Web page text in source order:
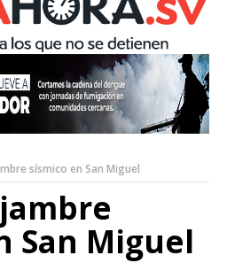
sísmico en San Miguel
San Miguel